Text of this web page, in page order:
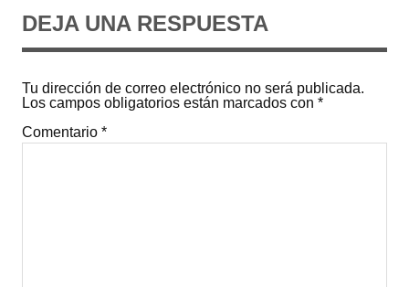
DEJA UNA RESPUESTA
Tu dirección de correo electrónico no será publicada.
Los campos obligatorios están marcados con *
Comentario *